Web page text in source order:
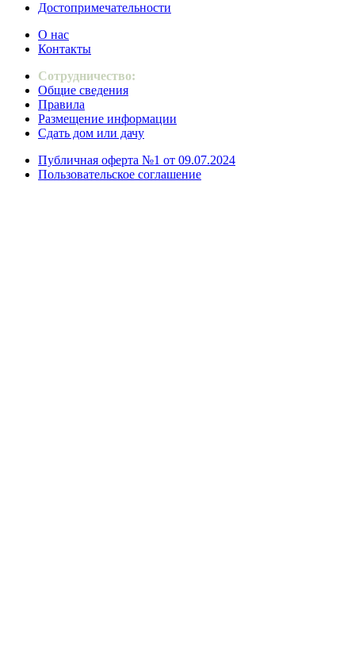
Достопримечательности
О нас
Контакты
Сотрудничество:
Общие сведения
Правила
Размещение информации
Сдать дом или дачу
Публичная оферта №1 от 09.07.2024
Пользовательское соглашение